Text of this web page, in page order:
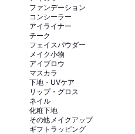
ファンデーション
コンシーラー
アイライナー
チーク
フェイスパウダー
メイク小物
アイブロウ
マスカラ
下地・UVケア
リップ・グロス
ネイル
化粧下地
その他メイクアップ
ギフトラッピング